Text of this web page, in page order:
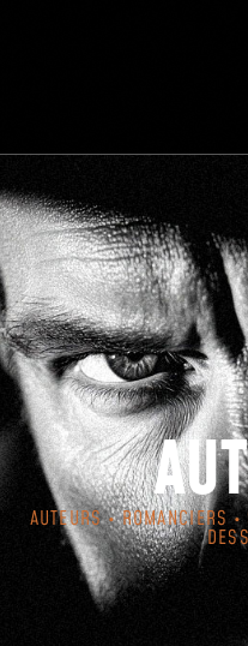
AUTEURS • ROMANCIERS